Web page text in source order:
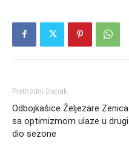
Prethodni članak
Odbojkašice Željezare Zenica
sa optimizmom ulaze u drugi
dio sezone